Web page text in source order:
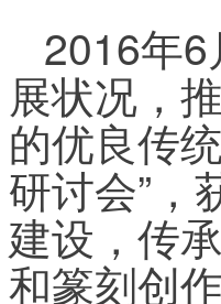
2016年
展状况，
的优良传
研讨会”，
建设，传
和篆刻创